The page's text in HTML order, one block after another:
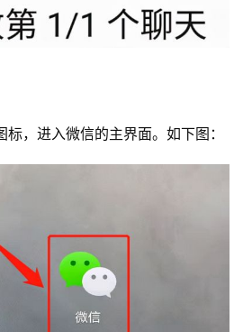
标，进入微信的主界面。如下图：